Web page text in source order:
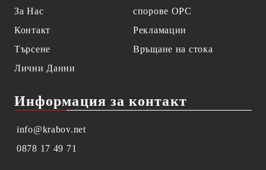
За Нас
Контакт
Търсене
Лични Данни
спорове OPC
Рекламации
Връщане на стока
Информация за контакт
info@krabov.net
0878 17 49 71